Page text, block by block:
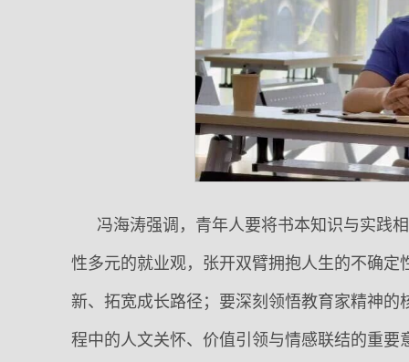
冯海涛强调，青年人要将书本知识与实践
性多元的就业观，张开双臂拥抱人生的不确定
新、拓宽成长路径；要深刻领悟教育家精神的
程中的人文关怀、价值引领与情感联结的重